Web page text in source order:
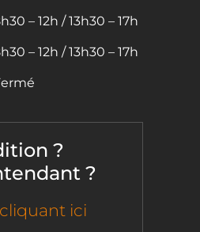
– 12h / 13h30 – 17h
– 12h / 13h30 – 17h
?
?
cliquant ici